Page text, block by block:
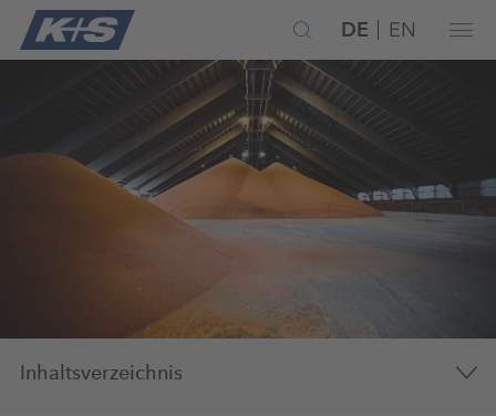
DE EN
Inhaltsverzeichnis